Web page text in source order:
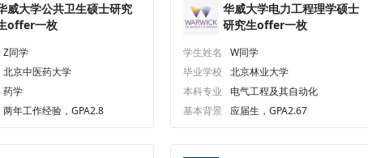
威大学公共卫生硕士研究
offer一枚
Z同学
北京中医药大学
药学
两年工作经验，GPA2.8
华威大学电力工程理学硕士
研究生offer一枚
学生姓名
W同学
毕业学校
北京林业大学
本科专业
电气工程及其自动化
基本背景
应届生，GPA2.67